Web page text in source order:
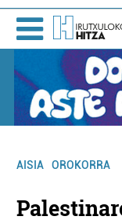
AISIA OROKORRA